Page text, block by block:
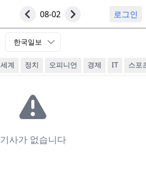
08-02 로그인
한국일보
세계 정치 오피니언 경제 IT 스포
기사가 없습니다